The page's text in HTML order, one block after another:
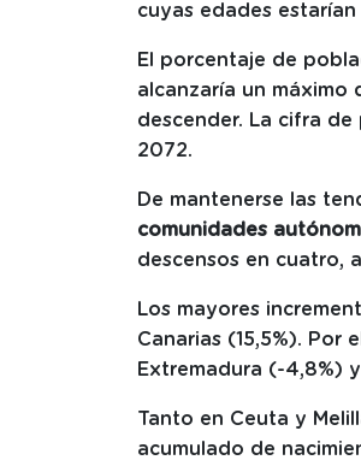
cuyas edades
El porcentaje de
alcanzaría un
descender. La cifra
2072.
De mantenerse las
comunidades
descensos en cuatro,
Los mayores
Canarias (15,5%). Por
Extremadura (-4,8%)
Tanto en Ceuta y
acumulado de